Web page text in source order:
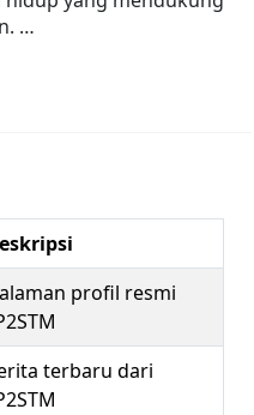
…
profil resmi
terbaru dari